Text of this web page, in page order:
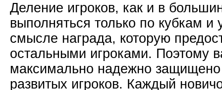
Деление игроков, как и в
выполняться только по кубкам и
смысле награда, которую
остальными игроками. Поэтому
максимально надежно защищено
развитых игроков. Каждый